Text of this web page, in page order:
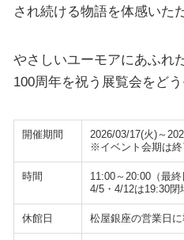
され続ける物語を体感いた
やさしいユーモアにあふれ
100周年を祝う展覧会をど
開催期間
2026/03/17(火)～
※イベント会期は終
時間
11:00～20:00（最
4/5・4/12は19:30閉
休館日 松屋銀座の営業日